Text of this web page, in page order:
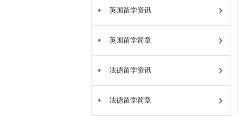
英国留学资讯
英国留学简章
法德留学资讯
法德留学简章